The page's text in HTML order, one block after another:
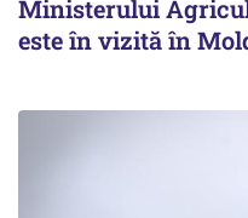
Ministerului
este în vizită în